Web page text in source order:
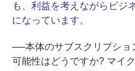
も、利益を考えながらビジ
になっています。
──本体のサブスクリプショ
可能性はどうですか? マイ